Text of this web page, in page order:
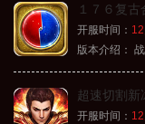
１７６复古
开服时间：
版本介绍：
超速切割新
开服时间：